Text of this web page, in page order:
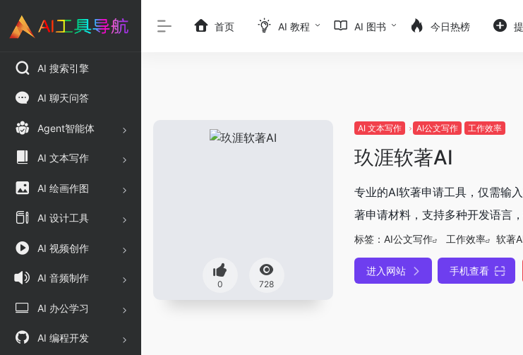
AI 搜索引擎
AI 聊天问答
Agent智能体
AI 文本写作
AI 绘画作图
AI 设计工具
AI 视频创作
AI 音频制作
AI 办公学习
AI 编程开发
首页 AI 教程 AI 图书 今日热榜
0 728
AI 文本写作 AI公文写作 工作效率
玖涯软著AI
专业的AI软著申请工具，仅需输
著申请材料，支持多种开发语言
标签： AI公文写作 工作效率 软著
进入网站 手机查看